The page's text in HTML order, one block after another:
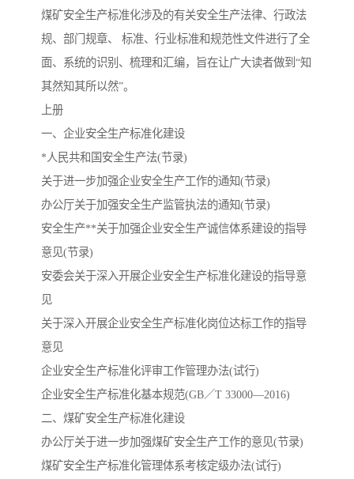
煤矿安全生产标准化涉及的有关安全生产法律、行政法
规、部门规章、 标准、行业标准和规范性文件进行了全
面、系统的识别、梳理和汇编，旨在让广大读者做到“知
其然知其所以然”。
上册
一、企业安全生产标准化建设
*人民共和国安全生产法(节录)
关于进一步加强企业安全生产工作的通知(节录)
办公厅关于加强安全生产监管执法的通知(节录)
安全生产**关于加强企业安全生产诚信体系建设的指导
意见(节录)
安委会关于深入开展企业安全生产标准化建设的指导意
见
关于深入开展企业安全生产标准化岗位达标工作的指导
意见
企业安全生产标准化评审工作管理办法(试行)
企业安全生产标准化基本规范(GB／T 33000—2016)
二、煤矿安全生产标准化建设
办公厅关于进一步加强煤矿安全生产工作的意见(节录)
煤矿安全生产标准化管理体系考核定级办法(试行)
陕西省水利工程概预算定 宁夏建设工程计价定额
冶金工业建设工程概算定 河北省建设工程消耗量定
天津建设工程预算定额
广东省水利水电概预算定
四川省清单计价定额 北京市建设工程消耗量定
额